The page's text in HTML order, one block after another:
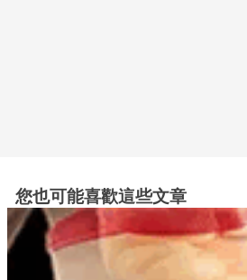
您也可能喜歡這些文章